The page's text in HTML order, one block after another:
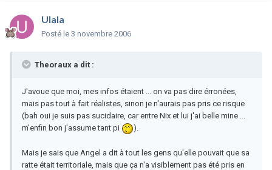
Ulala
Posté le 3 novembre 2006
Theoraux a dit :
J'avoue que moi, mes infos étaient ... on va pas dire érronées,
mais pas tout à fait réalistes, sinon je n'aurais pas pris ce risque
(bah oui je suis pas sucidaire, car entre Nix et lui j'ai belle mine ...
m'enfin bon j'assume tant pi
).
Mais je sais que Angel a dit à tout les gens qu'elle pouvait que sa
ratte était territoriale, mais que ça n'a visiblement pas été pris en